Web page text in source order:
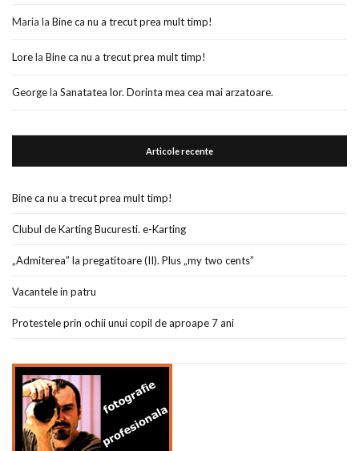
Maria la Bine ca nu a trecut prea mult timp!
Lorela Bine ca nu a trecut prea mult timp!
Georgela Sanatatea lor. Dorinta mea cea mai arzatoare.
Articole recente
Bine ca nu a trecut prea mult timp!
Clubul de Karting Bucuresti. e-Karting
„Admiterea” la pregatitoare (II). Plus „my two cents”
Vacantele in patru
Protestele prin ochii unui copil de aproape 7 ani